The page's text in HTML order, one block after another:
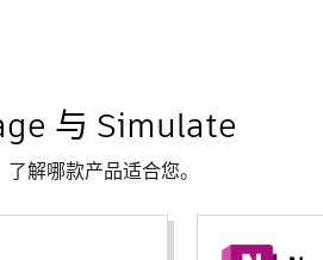
与 Simulate
解哪款产品适合您。